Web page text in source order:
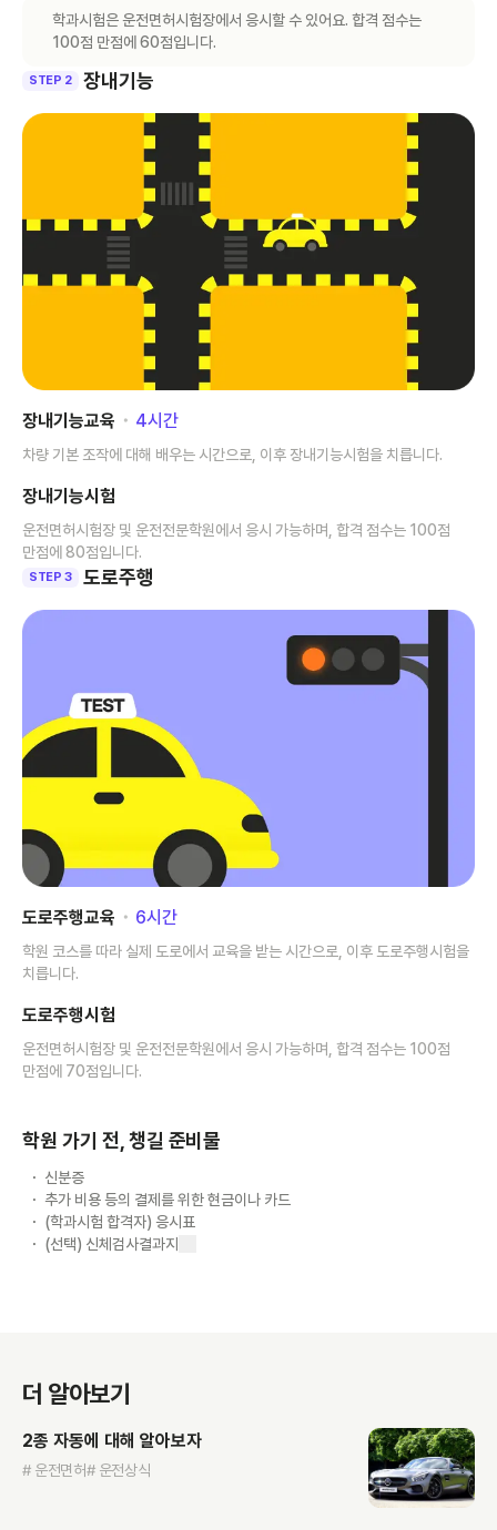
학과시험은 운전면허시험장에서 응시할 수 있어요. 합격 점수는
100점 만점에 60점입니다.
STEP 2 장내기능
장내기능교육 ･ 4시간
차량 기본 조작에 대해 배우는 시간으로, 이후 장내기능시험을 치릅니다.
장내기능시험
운전면허시험장 및 운전전문학원에서 응시 가능하며, 합격 점수는 100점
만점에 80점입니다.
STEP 3 도로주행
도로주행교육 ･ 6시간
학원 코스를 따라 실제 도로에서 교육을 받는 시간으로, 이후 도로주행시험을
치릅니다.
도로주행시험
운전면허시험장 및 운전전문학원에서 응시 가능하며, 합격 점수는 100점
만점에 70점입니다.
학원 가기 전, 챙길 준비물
신분증
추가 비용 등의 결제를 위한 현금이나 카드
(학과시험 합격자) 응시표
(선택) 신체검사결과지
더 알아보기
2종 자동에 대해 알아보자
# 운전면허# 운전상식